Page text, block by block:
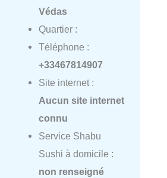
Védas
Quartier :
Téléphone :
+33467814907
Site internet :
Aucun site internet
connu
Service Shabu
Sushi à domicile :
non renseigné